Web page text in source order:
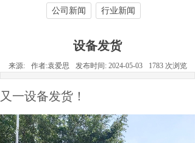
公司新闻 行业新闻
设备发货
来源: 作者:袁爱思 发布时间: 2024-05-03 1783 次浏览
又一设备发货！